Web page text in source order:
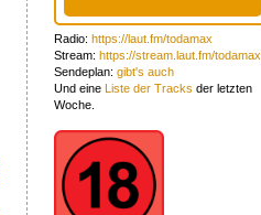
Radio: https://laut.fm/todamax
Stream: https://stream.laut.fm/todamax
Sendeplan: gibt's auch
Und eine Liste der Tracks der letzten
Woche.